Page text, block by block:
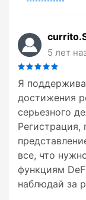
5 лет
Я
достижения
серьезного
Регистрация,
все, что
функциям
наблюдай за